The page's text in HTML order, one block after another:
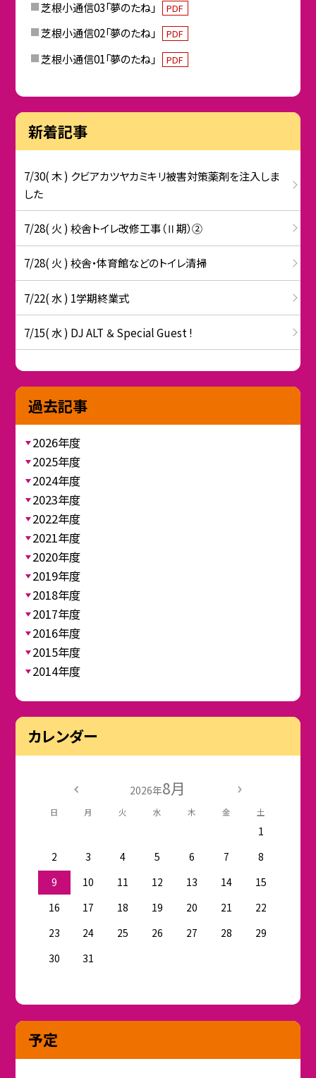
芝根小通信03「夢のたね」 PDF
芝根小通信02「夢のたね」 PDF
芝根小通信01「夢のたね」 PDF
新着記事
7/30( 木 ) クビアカツヤカミキリ被害対策薬剤を注入しま
した
7/28( 火 ) 校舎トイレ改修工事（Ⅱ期）②
7/28( 火 ) 校舎・体育館などのトイレ清掃
7/22( 水 ) 1学期終業式
7/15( 水 ) DJ ALT ＆ Special Guest !
過去記事
2026年度
2025年度
2024年度
2023年度
2022年度
2021年度
2020年度
2019年度
2018年度
2017年度
2016年度
2015年度
2014年度
カレンダー
2026年8月
日 月 火 水 木 金 土
1
2
3 4 5 6 7
8
9
10 11 12 13 14
15
16
17 18 19 20 21
22
23
24 25 26 27 28
29
30
31
予定